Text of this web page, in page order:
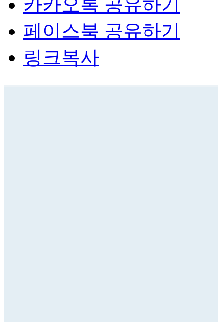
카카오톡 공유하기
페이스북 공유하기
링크복사